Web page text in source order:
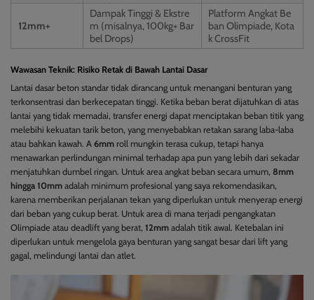
12mm+
Dampak Tinggi & Ekstre
m (misalnya, 100kg+ Bar
bel Drops)
Platform Angkat Be
ban Olimpiade, Kota
k CrossFit
Wawasan Teknik: Risiko Retak di Bawah Lantai Dasar
Lantai dasar beton standar tidak dirancang untuk menangani benturan yang
terkonsentrasi dan berkecepatan tinggi. Ketika beban berat dijatuhkan di atas
lantai yang tidak memadai, transfer energi dapat menciptakan beban titik yang
melebihi kekuatan tarik beton, yang menyebabkan retakan sarang laba-laba
atau bahkan kawah. A 6mm roll mungkin terasa cukup, tetapi hanya
menawarkan perlindungan minimal terhadap apa pun yang lebih dari sekadar
menjatuhkan dumbel ringan. Untuk area angkat beban secara umum, 8mm
hingga 10mm adalah minimum profesional yang saya rekomendasikan,
karena memberikan perjalanan tekan yang diperlukan untuk menyerap energi
dari beban yang cukup berat. Untuk area di mana terjadi pengangkatan
Olimpiade atau deadlift yang berat, 12mm adalah titik awal. Ketebalan ini
diperlukan untuk mengelola gaya benturan yang sangat besar dari lift yang
gagal, melindungi lantai dan atlet.